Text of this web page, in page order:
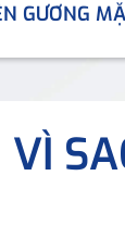
GƯƠNG
VÌ